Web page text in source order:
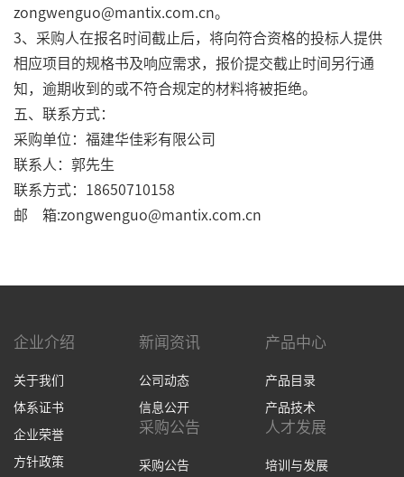
zongwenguo@mantix.com.cn。
3、采购人在报名时间截止后，将向符合资格的投标人提供
相应项目的规格书及响应需求，报价提交截止时间另行通
知，逾期收到的或不符合规定的材料将被拒绝。
五、联系方式：
采购单位：福建华佳彩有限公司
联系人：郭先生
联系方式：18650710158
邮 箱:zongwenguo@mantix.com.cn
企业介绍
关于我们
体系证书
企业荣誉
方针政策
新闻资讯
公司动态
信息公开
产品中心
产品目录
产品技术
采购公告
采购公告
人才发展
培训与发展